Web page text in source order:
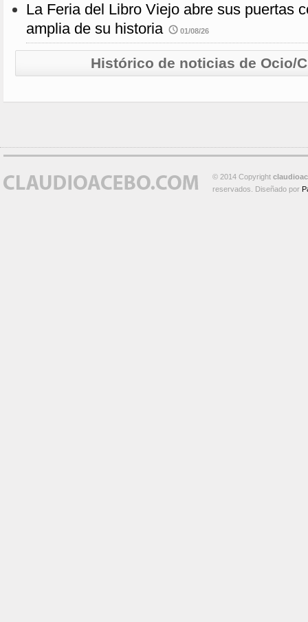
La Feria del Libro Viejo abre sus puertas
amplia de su historia
01/08/26
Histórico de noticias de Ocio/
© 2014 Copyright
reservados. Diseñado por